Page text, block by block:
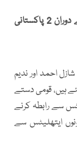
جرمنی میں جاری ورلڈ یونیورسٹی گیمز کے دوران 2 پاکستانی
احمد اور ندیم
گئے ہیں، قومی دستے
سے رابطہ کرنے
ایتھلیٹس سے